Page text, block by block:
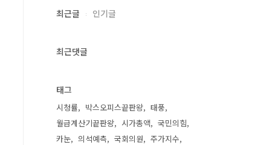
최근글 인기글
최근댓글
태그
시청률 박스오피스끝판왕
태풍
월급계산기끝판왕
시가총액
국민의힘
카눈
의석예측 국회의원
주가지수